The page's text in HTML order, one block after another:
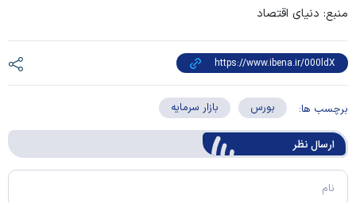
منبع: دنیای اقتصاد
برچسب ها: بورس بازار سرمایه
ارسال‌ نظر